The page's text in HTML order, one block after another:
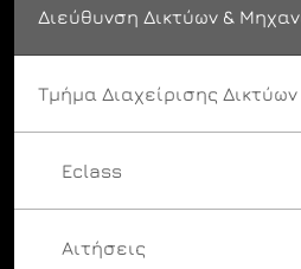
Διεύθυνση Δικτύων &
Τμήμα Διαχείρισης Δικτύων
Eclass
Αιτήσεις